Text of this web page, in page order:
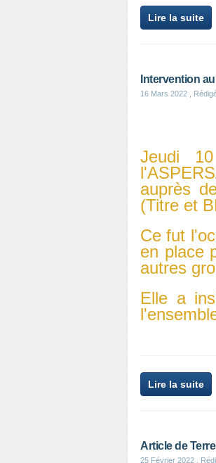
Lire la suite
Intervention
16 Mars 2022 ,
Jeudi
auprès
(Titre et
Ce fut
en place
autres
Elle a
Lire la suite
Article de
25 Février 2022 ,